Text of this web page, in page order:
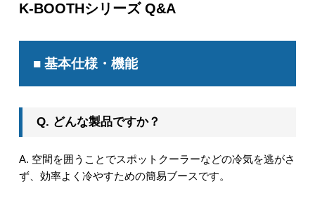
K-BOOTHシリーズ Q&A
■ 基本仕様・機能
Q. どんな製品ですか？
A. 空間を囲うことでスポットクーラーなどの冷気を逃がさ
ず、効率よく冷やすための簡易ブースです。